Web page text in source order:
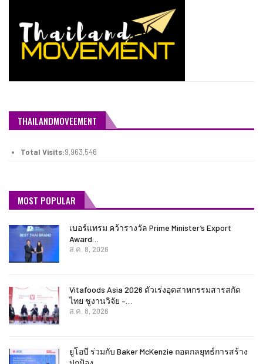
THAILANDMOVEEMENT
Total Visits:9,963,546
MOST POPULAR
เบอร์แทรม คว้ารางวัล Prime Minister’s Export
Award…
ส.ค. 8, 2026
Vitafoods Asia 2026 ตัวเร่งอุตสาหกรรมสารสกัด
ไทย ชูงานวิจัย –…
ส.ค. 8, 2026
ยูโอบี ร่วมกับ Baker McKenzie ถอดกลยุทธ์การสร้าง